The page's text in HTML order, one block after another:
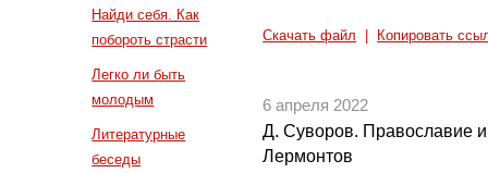
Найди себя. Как
побороть страсти
Легко ли быть
молодым
Литературные
беседы
Скачать файл Копировать
6 апреля 2022
Д. Суворов. Православие и
Лермонтов